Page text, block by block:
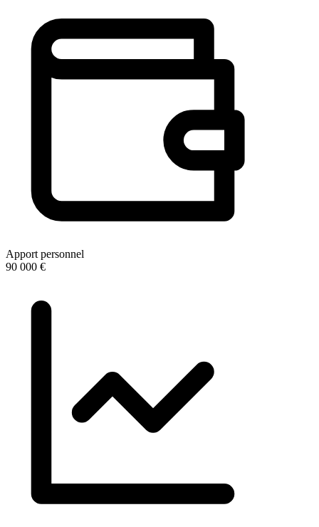
Apport personnel
90 000 €